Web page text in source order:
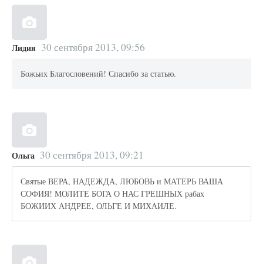
Лидия 30 сентября 2013, 09:56
Божьих Благословений! Спасибо за статью.
Ольга 30 сентября 2013, 09:21
Святые ВЕРА, НАДЕЖДА, ЛЮБОВЬ и МАТЕРЬ ВАША
СОФИЯ! МОЛИТЕ БОГА О НАС ГРЕШНЫХ рабах
БОЖИИХ АНДРЕЕ, ОЛЬГЕ И МИХАИЛЕ.